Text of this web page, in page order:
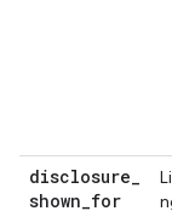
disclosure_
shown_for